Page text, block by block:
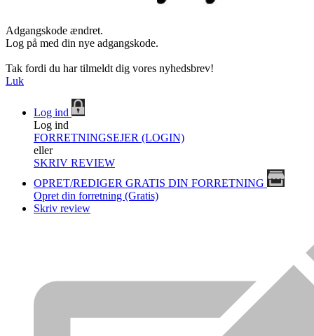
Adgangskode ændret.
Log på med din nye adgangskode.
Tak fordi du har tilmeldt dig vores nyhedsbrev!
Luk
Log ind
Log ind
FORRETNINGSEJER (LOGIN)
eller
SKRIV REVIEW
OPRET/REDIGER GRATIS DIN FORRETNING
Opret din forretning (Gratis)
Skriv review